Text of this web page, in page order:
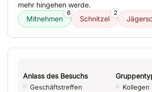
mehr hingehen werde.
Mitnehmen
6
Schnitzel
2
Anlass des Besuchs
Geschäftstreffen Kollegen